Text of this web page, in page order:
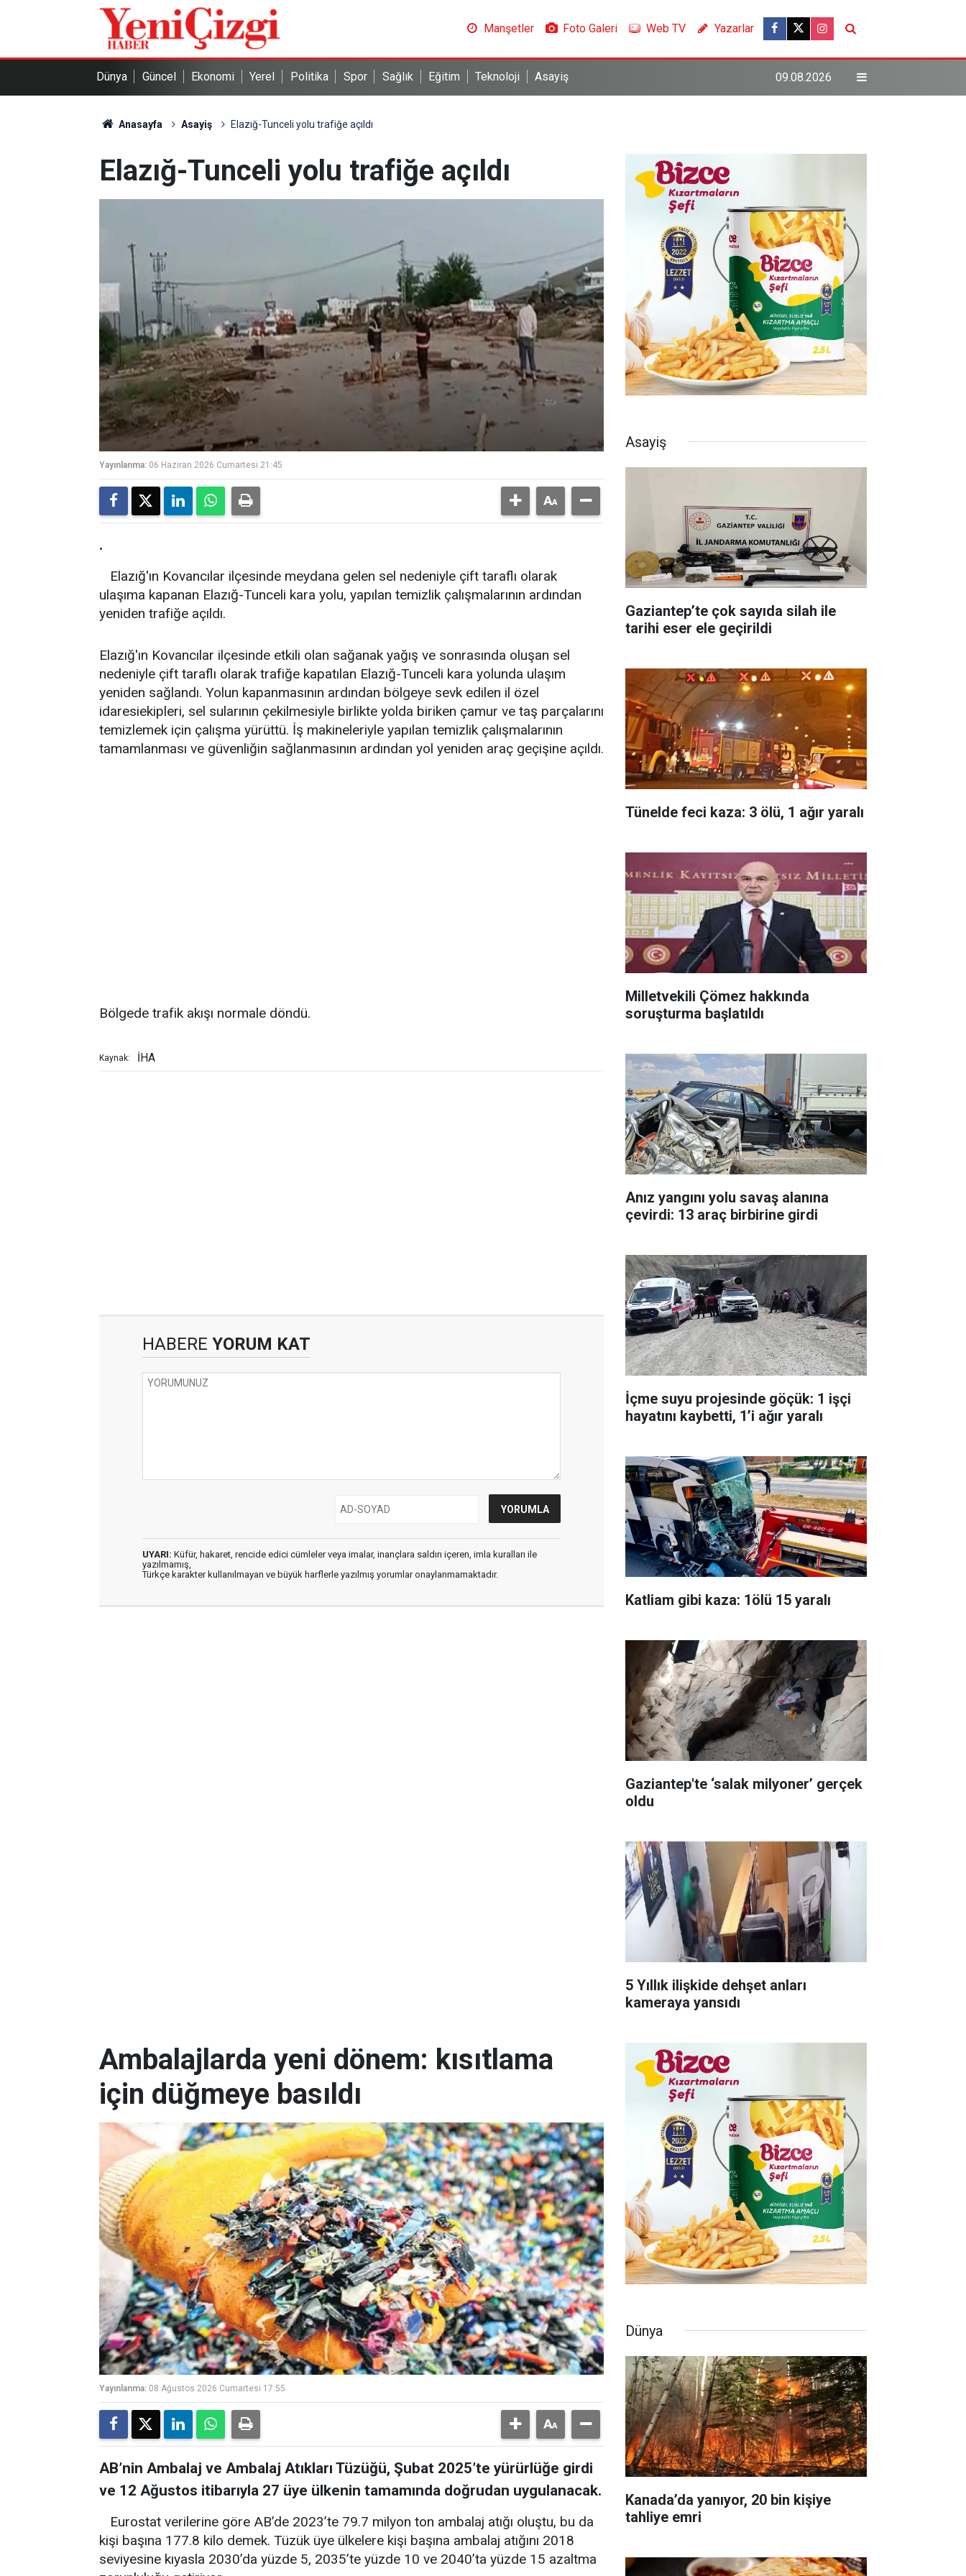
Manşetler Foto Galeri Web TV Yazarlar
Dünya Güncel Ekonomi Yerel Politika Spor Sağlık Eğitim Teknoloji Asayiş 09.08.2026
Anasayfa Asayiş Elazığ-Tunceli yolu trafiğe açıldı
Elazığ-Tunceli yolu trafiğe açıldı
Yayınlanma: 06 Haziran 2026 Cumartesi 21:45
.
Elazığ'ın Kovancılar ilçesinde meydana gelen sel nedeniyle çift taraflı olarak
ulaşıma kapanan Elazığ-Tunceli kara yolu, yapılan temizlik çalışmalarının ardından
yeniden trafiğe açıldı.
Elazığ'ın Kovancılar ilçesinde etkili olan sağanak yağış ve sonrasında oluşan sel
nedeniyle çift taraflı olarak trafiğe kapatılan Elazığ-Tunceli kara yolunda ulaşım
yeniden sağlandı. Yolun kapanmasının ardından bölgeye sevk edilen il özel
idaresiekipleri, sel sularının çekilmesiyle birlikte yolda biriken çamur ve taş parçalarını
temizlemek için çalışma yürüttü. İş makineleriyle yapılan temizlik çalışmalarının
tamamlanması ve güvenliğin sağlanmasının ardından yol yeniden araç geçişine açıldı.
Bölgede trafik akışı normale döndü.
Kaynak: İHA
HABERE YORUM KAT
UYARI: Küfür, hakaret, rencide edici cümleler veya imalar, inançlara saldırı içeren, imla kuralları ile
yazılmamış,
Türkçe karakter kullanılmayan ve büyük harflerle yazılmış yorumlar onaylanmamaktadır.
Asayiş
Gaziantep’te çok sayıda silah ile
tarihi eser ele geçirildi
Tünelde feci kaza: 3 ölü, 1 ağır yaralı
Milletvekili Çömez hakkında
soruşturma başlatıldı
Anız yangını yolu savaş alanına
çevirdi: 13 araç birbirine girdi
İçme suyu projesinde göçük: 1 işçi
hayatını kaybetti, 1’i ağır yaralı
Katliam gibi kaza: 1ölü 15 yaralı
Gaziantep'te ‘salak milyoner’ gerçek
oldu
5 Yıllık ilişkide dehşet anları
kameraya yansıdı
Ambalajlarda yeni dönem: kısıtlama
için düğmeye basıldı
Yayınlanma: 08 Ağustos 2026 Cumartesi 17:55
AB’nin Ambalaj ve Ambalaj Atıkları Tüzüğü, Şubat 2025’te yürürlüğe girdi
ve 12 Ağustos itibarıyla 27 üye ülkenin tamamında doğrudan uygulanacak.
Eurostat verilerine göre AB’de 2023’te 79.7 milyon ton ambalaj atığı oluştu, bu da
kişi başına 177.8 kilo demek. Tüzük üye ülkelere kişi başına ambalaj atığını 2018
seviyesine kıyasla 2030’da yüzde 5, 2035’te yüzde 10 ve 2040’ta yüzde 15 azaltma
Dünya
Kanada’da yanıyor, 20 bin kişiye
tahliye emri